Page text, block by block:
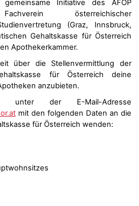
Initiative des AFÖP
österreichischer
(Graz, Innsbruck,
Gehaltskasse für Österreich
Apothekerkammer.
über die Stellenvermittlung der
für Österreich deine
anzubieten.
der E-Mail-Adresse
mit den folgenden Daten an die
für Österreich wenden: